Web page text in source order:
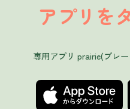
アプリを
専用アプリ prairie(プレ